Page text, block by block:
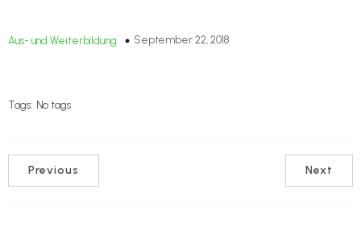
Aus- und Weiterbildung September 22, 2018
Tags: No tags
Previous Next